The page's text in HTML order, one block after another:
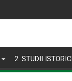
2. STUDII